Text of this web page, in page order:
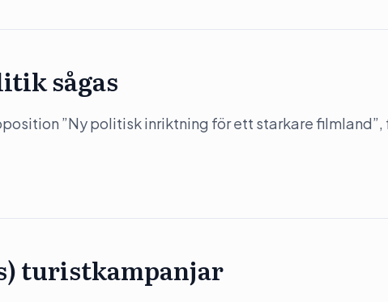
sågas
”Ny politisk inriktning för ett starkare filmland”,
turistkampanjar